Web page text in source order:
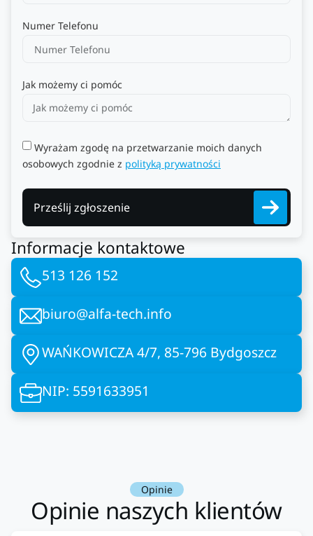
Numer Telefonu
Jak możemy ci pomóc
Wyrażam zgodę na przetwarzanie moich danych
osobowych zgodnie z polityką prywatności
Prześlij zgłoszenie
Informacje kontaktowe
513 126 152
biuro@alfa-tech.info
WAŃKOWICZA 4/7, 85-796 Bydgoszcz
NIP: 5591633951
Opinie
Opinie naszych klientów